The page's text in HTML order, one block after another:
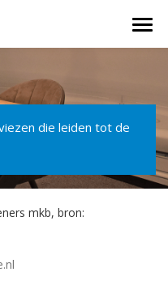
die leiden tot de